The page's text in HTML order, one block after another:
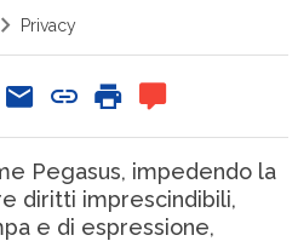
Privacy
Pegasus, impedendo la
diritti imprescindibili,
e di espressione,